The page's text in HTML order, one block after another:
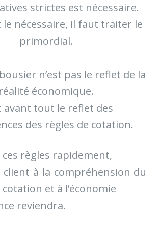
strictes est nécessaire.
le nécessaire, il faut traiter le
primordial.
n’est pas le reflet de la
réalité économique.
avant tout le reflet des
des règles de cotation.
règles rapidement,
client à la compréhension du
et à l’économie
reviendra.